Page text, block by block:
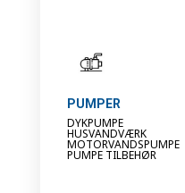
PUMPER
DYKPUMPE
HUSVANDVÆRK
MOTORVANDSPUMPE
PUMPE TILBEHØR